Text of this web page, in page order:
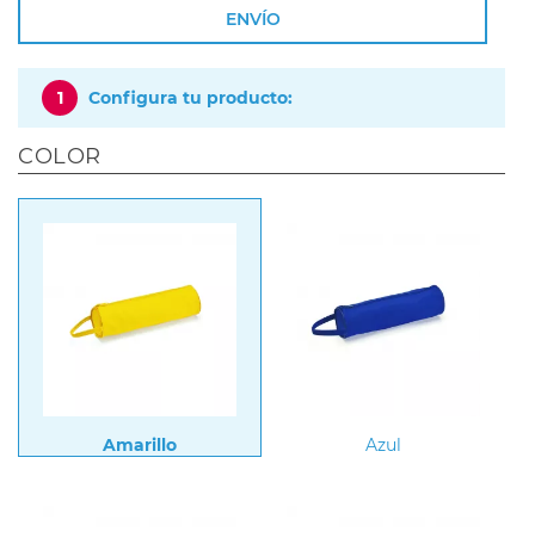
ENVÍO
1 Configura tu producto:
COLOR
Amarillo Azul